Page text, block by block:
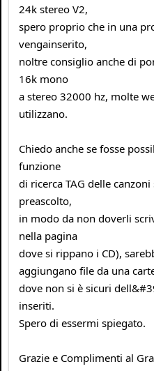
24k stereo V2,
spero proprio che in una
vengainserito,
noltre consiglio anche di
16k mono
a stereo 32000 hz, molte
utilizzano.
Chiedo anche se fosse
funzione
di ricerca TAG delle
preascolto,
in modo da non doverli
nella pagina
dove si rippano i CD),
aggiungano file da una
dove non si è sicuri
inseriti.
Spero di essermi spiegato.
Grazie e Complimenti al